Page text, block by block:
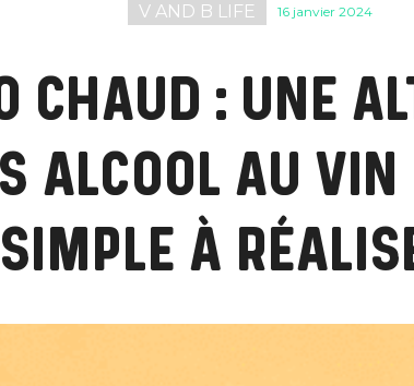
V AND B LIFE 16 janvier 2024
CHAUD : UNE
ALCOOL AU VIN
À